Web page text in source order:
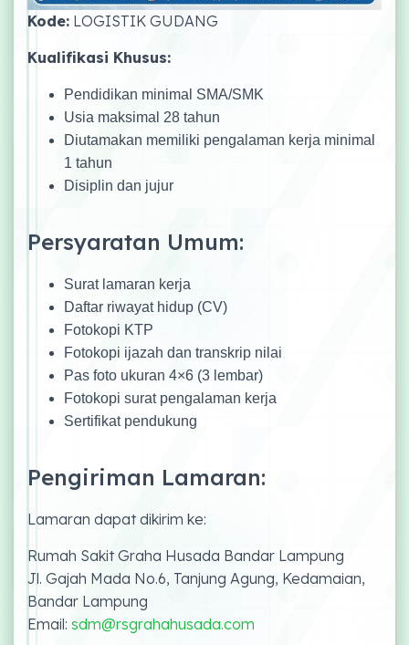
Kode: LOGISTIK GUDANG
Kualifikasi Khusus:
Pendidikan minimal SMA/SMK
Usia maksimal 28 tahun
Diutamakan memiliki pengalaman kerja minimal
1 tahun
Disiplin dan jujur
Persyaratan Umum:
Surat lamaran kerja
Daftar riwayat hidup (CV)
Fotokopi KTP
Fotokopi ijazah dan transkrip nilai
Pas foto ukuran 4×6 (3 lembar)
Fotokopi surat pengalaman kerja
Sertifikat pendukung
Pengiriman Lamaran:
Lamaran dapat dikirim ke:
Rumah Sakit Graha Husada Bandar Lampung
Jl. Gajah Mada No.6, Tanjung Agung, Kedamaian,
Bandar Lampung
Email: sdm@rsgrahahusada.com